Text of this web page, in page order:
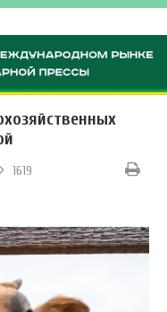
1619